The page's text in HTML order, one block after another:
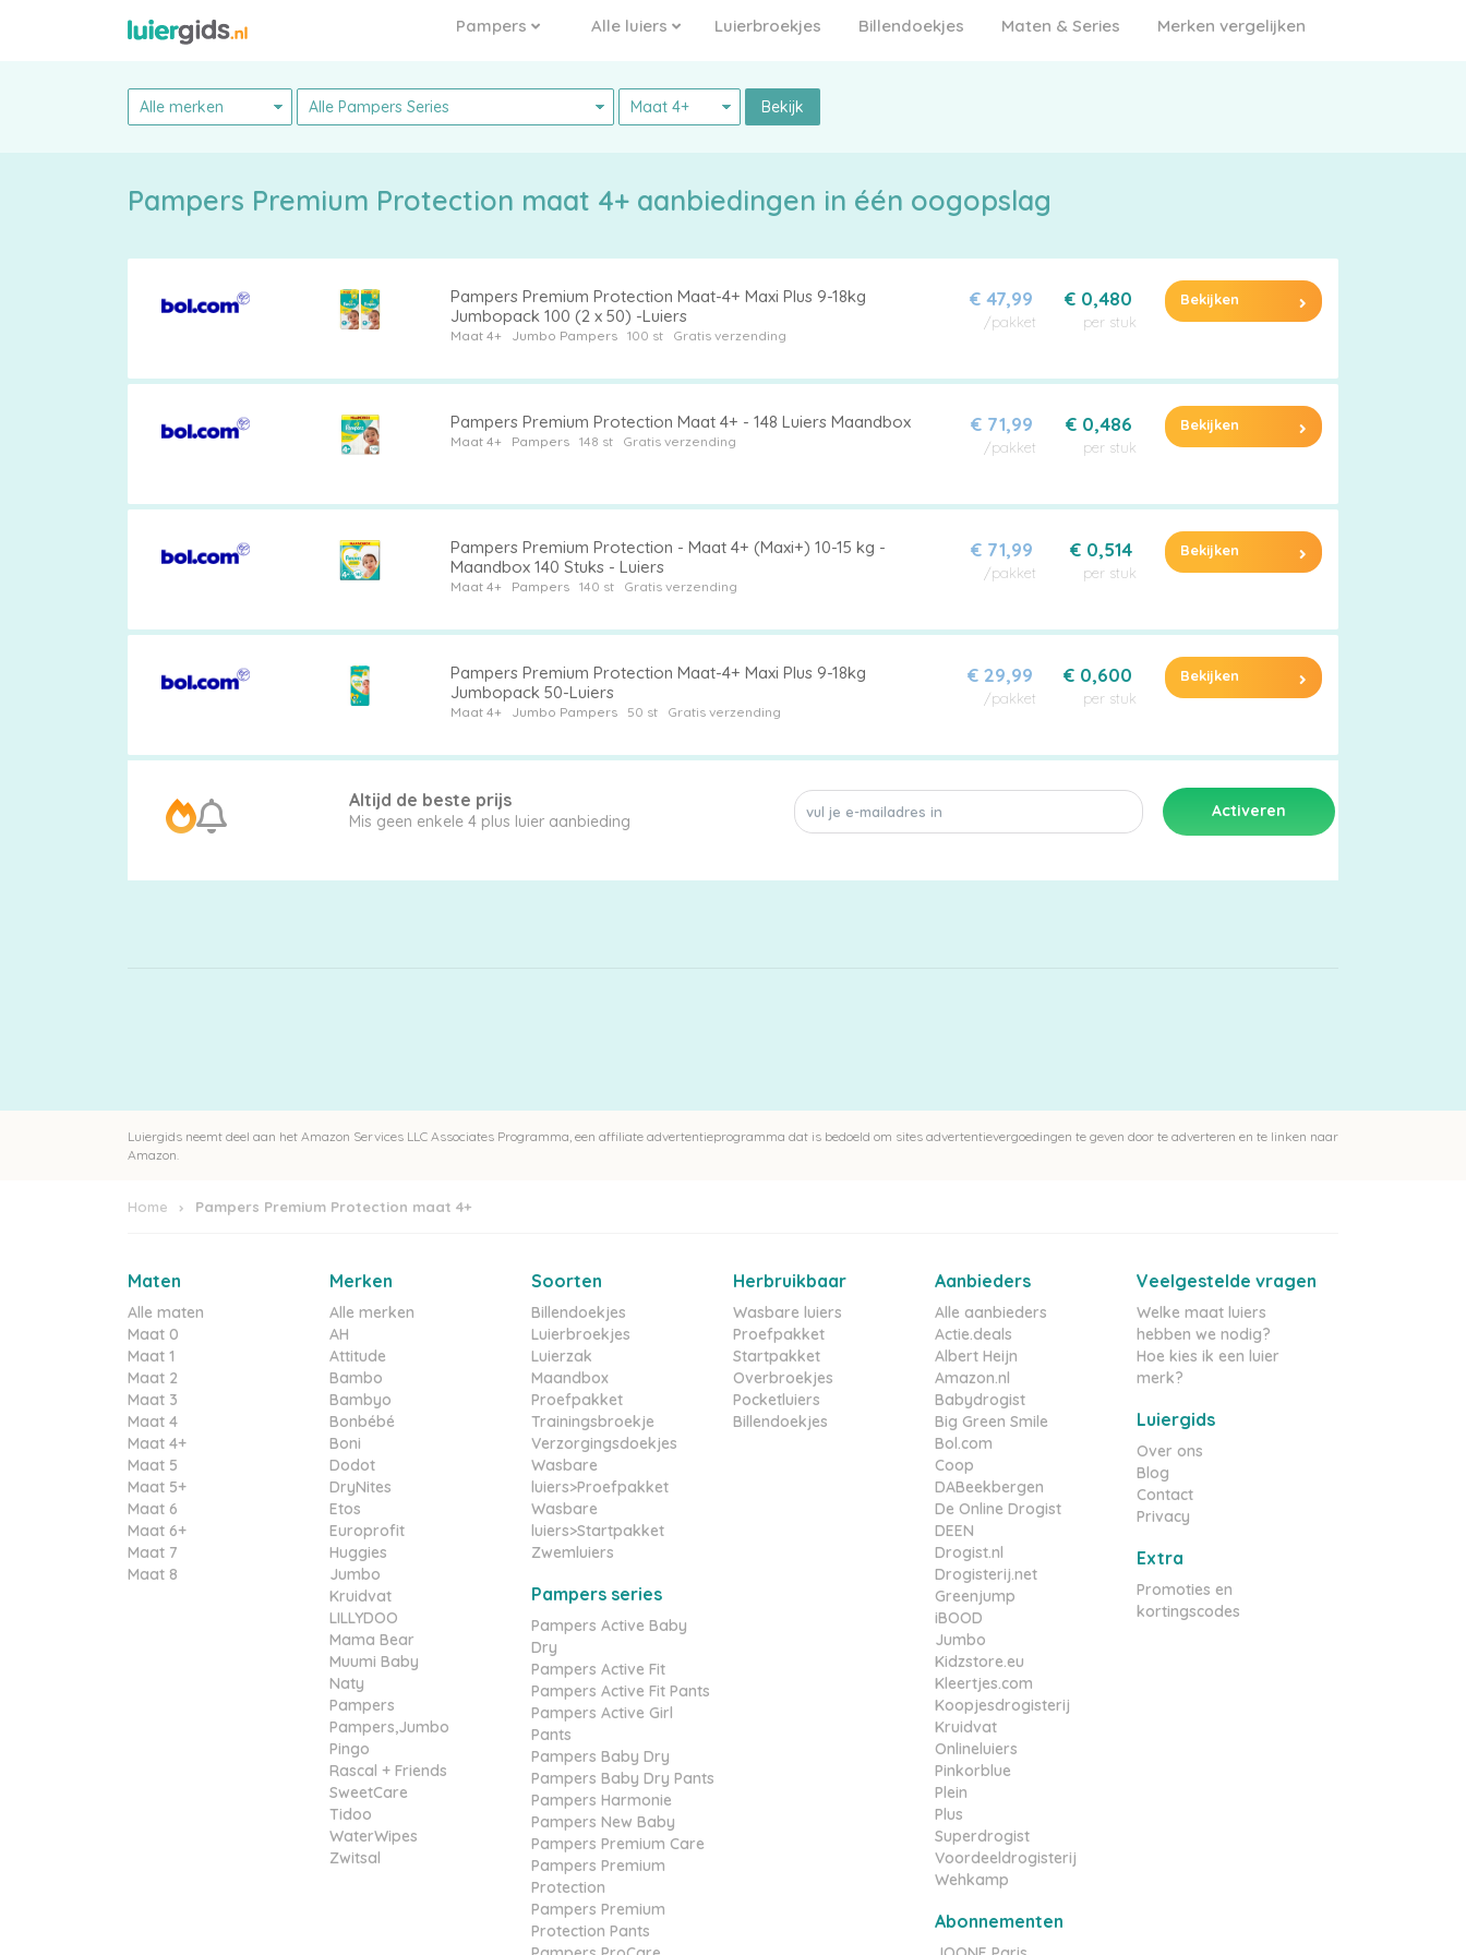
Billendoekjes
vergelijken
Pampers Alle luiers Luierbroekjes Billendoekjes Maten & Series Merken vergelijken
Bekijk
Pampers Premium Protection maat 4+ aanbiedingen in één oogopslag
Pampers Premium Protection Maat-4+ Maxi Plus 9-18kg
Jumbopack 100 (2 x 50) -Luiers
Maat 4+ Jumbo Pampers Gratis verzending
€ 47,99
/pakket
€ 0,480
per stuk
Bekijken
Pampers Premium Protection Maat 4+ - 148 Luiers Maandbox
Maat 4+ Pampers Gratis verzending
€ 71,99
/pakket
€ 0,486
per stuk
Bekijken
Pampers Premium Protection - Maat 4+ (Maxi+) 10-15 kg -
Maandbox 140 Stuks - Luiers
Maat 4+ Pampers Gratis verzending
€ 71,99
/pakket
€ 0,514
per stuk
Bekijken
Pampers Premium Protection Maat-4+ Maxi Plus 9-18kg
Jumbopack 50-Luiers
Maat 4+ Jumbo Pampers Gratis verzending
€ 29,99
/pakket
€ 0,600
per stuk
Bekijken
Altijd de beste prijs
Mis geen enkele 4 plus luier aanbieding
Luiergids neemt deel aan het Amazon Services LLC Associates Programma, een affiliate advertentieprogramma dat is bedoeld om sites advertentievergoedingen te geven door te adverteren en te linken naar
Amazon.
Home Pampers Premium Protection maat 4+
Maten
Alle maten
Maat 0
Maat 1
Maat 2
Maat 3
Maat 4
Maat 4+
Maat 5
Maat 5+
Maat 6
Maat 6+
Maat 7
Maat 8
Merken
Alle merken
AH
Attitude
Bambo
Bambyo
Bonbébé
Boni
Dodot
DryNites
Etos
Europrofit
Huggies
Jumbo
Kruidvat
LILLYDOO
Mama Bear
Muumi Baby
Naty
Pampers
Pampers,Jumbo
Pingo
Rascal + Friends
SweetCare
Tidoo
WaterWipes
Zwitsal
Soorten
Billendoekjes
Luierbroekjes
Luierzak
Maandbox
Proefpakket
Trainingsbroekje
Verzorgingsdoekjes
Wasbare
luiers>Proefpakket
Wasbare
luiers>Startpakket
Zwemluiers
Pampers series
Pampers Active Baby
Dry
Pampers Active Fit
Pampers Active Fit Pants
Pampers Active Girl
Pants
Pampers Baby Dry
Pampers Baby Dry Pants
Pampers Harmonie
Pampers New Baby
Pampers Premium Care
Pampers Premium
Protection
Pampers Premium
Protection Pants
Herbruikbaar
Wasbare luiers
Proefpakket
Startpakket
Overbroekjes
Pocketluiers
Billendoekjes
Aanbieders
Alle aanbieders
Actie.deals
Albert Heijn
Amazon.nl
Babydrogist
Big Green Smile
Bol.com
Coop
DABeekbergen
De Online Drogist
DEEN
Drogist.nl
Drogisterij.net
Greenjump
iBOOD
Jumbo
Kidzstore.eu
Kleertjes.com
Koopjesdrogisterij
Kruidvat
Onlineluiers
Pinkorblue
Plein
Plus
Superdrogist
Voordeeldrogisterij
Wehkamp
Abonnementen
Veelgestelde vragen
Welke maat luiers
hebben we nodig?
Hoe kies ik een luier
merk?
Luiergids
Over ons
Blog
Contact
Privacy
Extra
Promoties en
kortingscodes